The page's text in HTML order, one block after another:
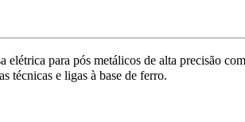
para pós metálicos de alta precisão
técnicas e ligas à base de ferro.